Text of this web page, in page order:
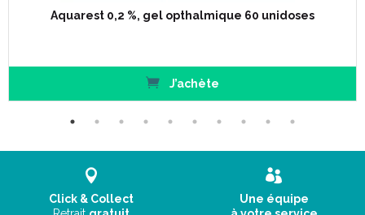
Aquarest 0,2 %, gel opthalmique 60 unidoses
J’achète
Click & Collect
Une équipe